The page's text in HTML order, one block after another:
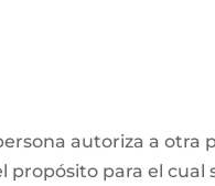
autoriza a
propósito para el